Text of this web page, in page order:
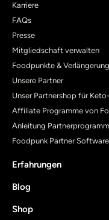
Karriere
FAQs
Presse
Mitgliedschaft verwalten
Foodpunkte &
Unsere Partner
Unser Partnershop für
Affiliate Programme von
Anleitung Partnerprogramm
Foodpunk Partner Software
Erfahrungen
Blog
Shop